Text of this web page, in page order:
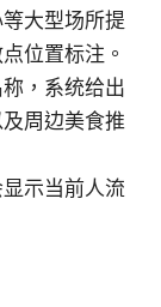
大型场所提
位置标注。
，系统给出
周边美食推
示当前人流